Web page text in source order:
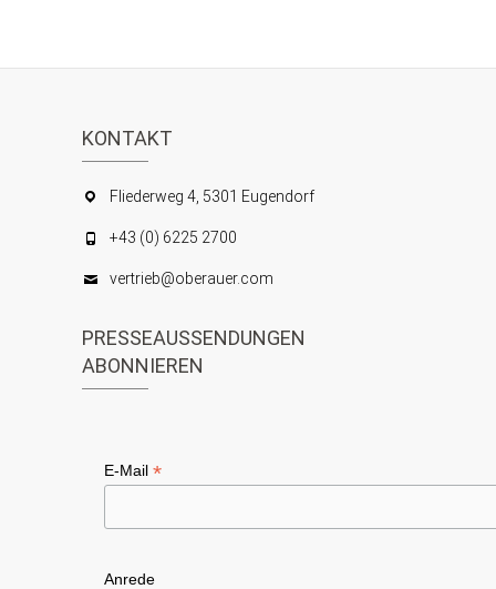
KONTAKT
Fliederweg 4, 5301 Eugendorf
+43 (0) 6225 2700
vertrieb@oberauer.com
PRESSEAUSSENDUNGEN
ABONNIEREN
E-Mail *
Anrede